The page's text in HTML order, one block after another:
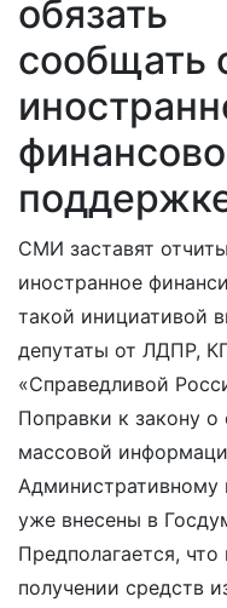
обязать
сообщать
СМИ заставят
иностранное
такой инициативой
депутаты от ЛДПР,
«Справедливой
Поправки к закону о
массовой
Административному
уже внесены в
Предполагается, что
получении средств